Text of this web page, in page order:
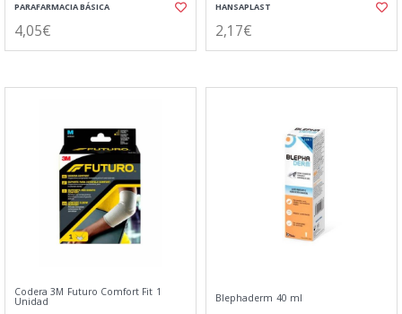
PARAFARMACIA BÁSICA
4,05€
HANSAPLAST
2,17€
Codera 3M Futuro Comfort Fit 1
Unidad Blephaderm 40 ml